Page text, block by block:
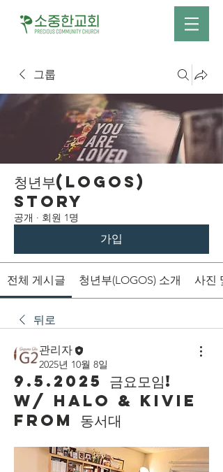
그룹
청년부(LOGOS)
Story
공개 · 회원 1명
가입
전체 게시글 청년부(LOGOS) 소개 사진
뒤로
관리자
2025년 10월 8일
9.5.2025 금요모임!
w/ Halo & Kivie
from 동서대